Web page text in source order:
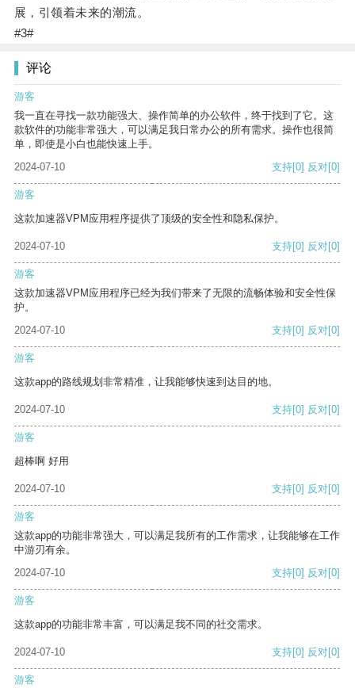
展，引领着未来的潮流。
#3#
评论
游客
我一直在寻找一款功能强大、操作简单的办公软件，终于找到了它。这
款软件的功能非常强大，可以满足我日常办公的所有需求。操作也很简
单，即使是小白也能快速上手。
2024-07-10
支持[0] 反对[0]
游客
这款加速器VPM应用程序提供了顶级的安全性和隐私保护。
2024-07-10 支持[0] 反对[0]
游客
这款加速器VPM应用程序已经为我们带来了无限的流畅体验和安全性保
护。
2024-07-10
支持[0] 反对[0]
游客
这款app的路线规划非常精准，让我能够快速到达目的地。
2024-07-10 支持[0] 反对[0]
游客
超棒啊 好用
2024-07-10 支持[0] 反对[0]
游客
这款app的功能非常强大，可以满足我所有的工作需求，让我能够在工作
中游刃有余。
2024-07-10
支持[0] 反对[0]
游客
这款app的功能非常丰富，可以满足我不同的社交需求。
2024-07-10 支持[0] 反对[0]
游客